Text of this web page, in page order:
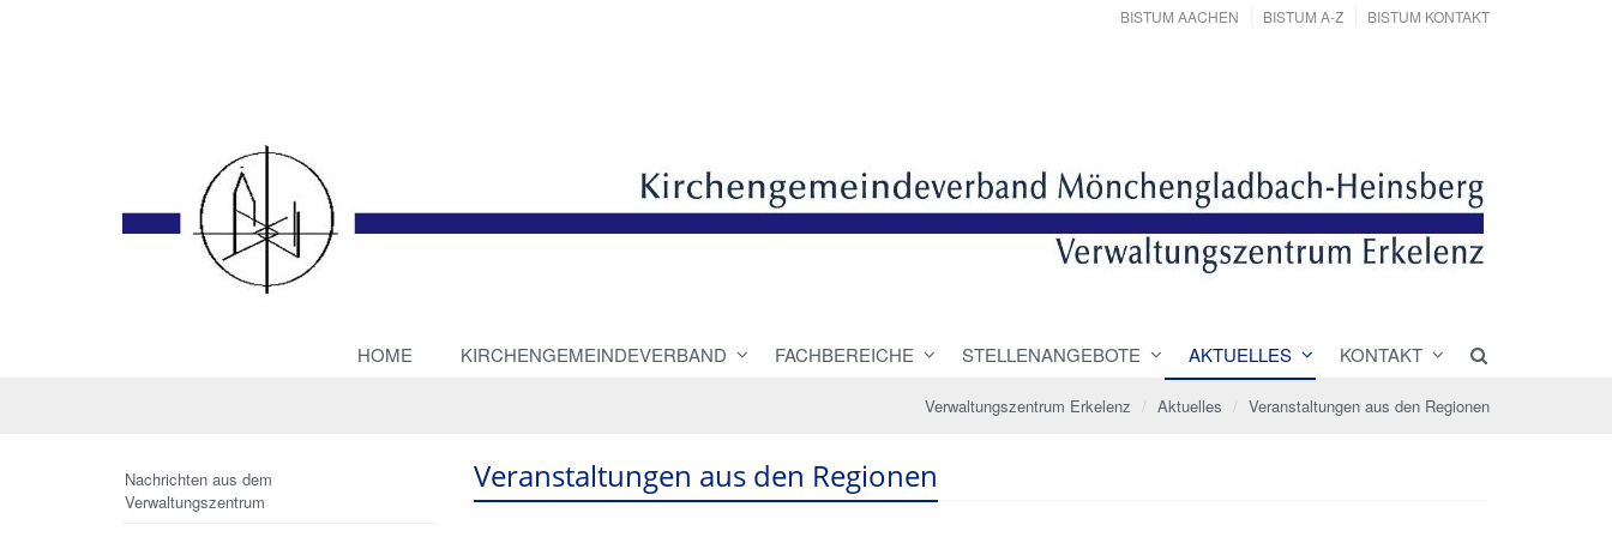
BISTUM AACHEN BISTUM A-Z BISTUM KONTAKT
HOME KIRCHENGEMEINDEVERBAND FACHBEREICHE STELLENANGEBOTE AKTUELLES KONTAKT
Verwaltungszentrum Erkelenz Aktuelles Veranstaltungen aus den Regionen
Veranstaltungen aus den Regionen
Nachrichten aus dem
Verwaltungszentrum